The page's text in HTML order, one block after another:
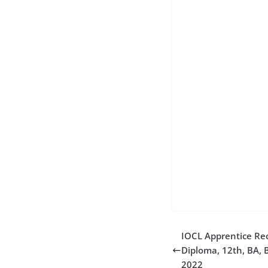
IOCL Apprentice
Diploma, 12th, BA,
2022